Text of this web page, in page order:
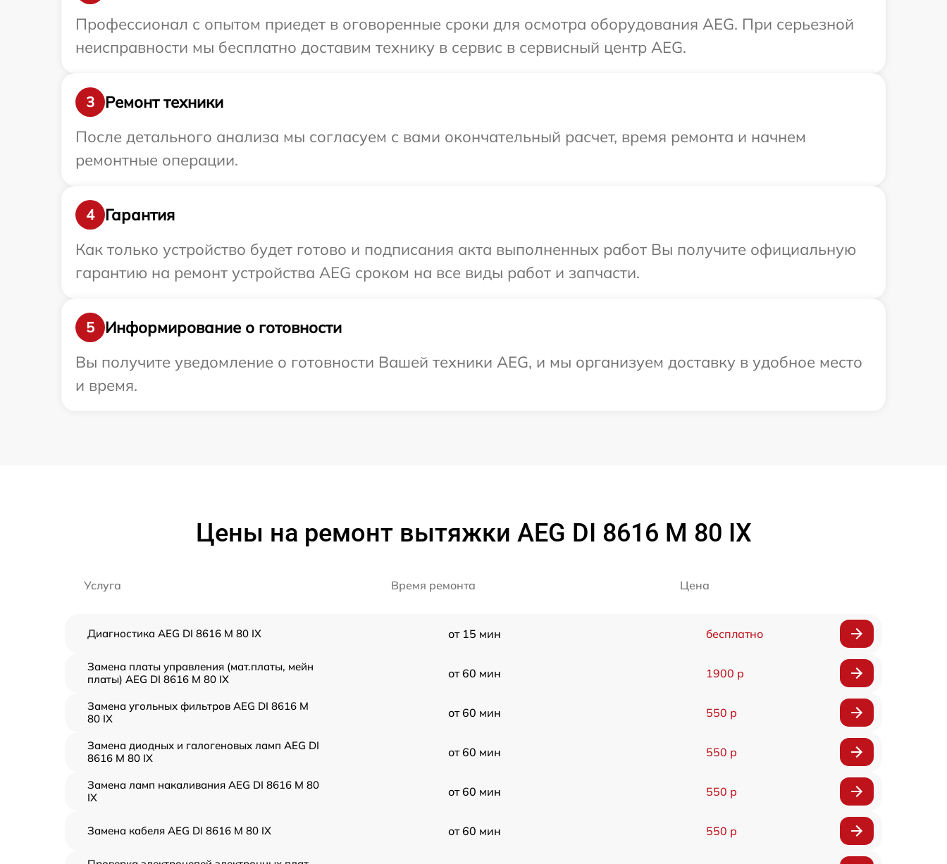
Профессионал с опытом приедет в оговоренные сроки для осмотра оборудования AEG. При серьезной
неисправности мы бесплатно доставим технику в сервис в сервисный центр AEG.
3
Ремонт техники
После детального анализа мы согласуем с вами окончательный расчет, время ремонта и начнем
ремонтные операции.
4
Гарантия
Как только устройство будет готово и подписания акта выполненных работ Вы получите официальную
гарантию на ремонт устройства AEG сроком на все виды работ и запчасти.
5
Информирование о готовности
Вы получите уведомление о готовности Вашей техники AEG, и мы организуем доставку в удобное место
и время.
Цены на ремонт вытяжки AEG DI 8616 M 80 IX
Услуга Время ремонта Цена
Диагностика AEG DI 8616 M 80 IX от 15 мин бесплатно
Замена платы управления (мат.платы, мейн
платы) AEG DI 8616 M 80 IX
от 60 мин 1900 р
Замена угольных фильтров AEG DI 8616 M
80 IX
от 60 мин 550 р
Замена диодных и галогеновых ламп AEG DI
8616 M 80 IX
от 60 мин 550 р
Замена ламп накаливания AEG DI 8616 M 80
IX
от 60 мин 550 р
Замена кабеля AEG DI 8616 M 80 IX от 60 мин 550 р